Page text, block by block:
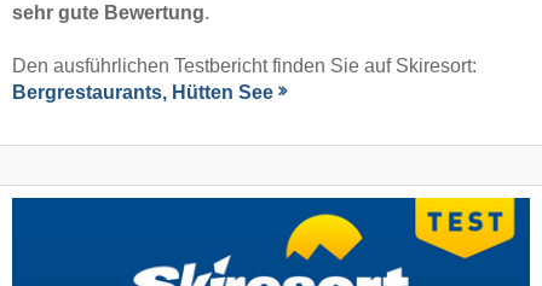
sehr gute Bewertung.
Den ausführlichen Testbericht finden Sie auf Skiresort:
Bergrestaurants, Hütten See